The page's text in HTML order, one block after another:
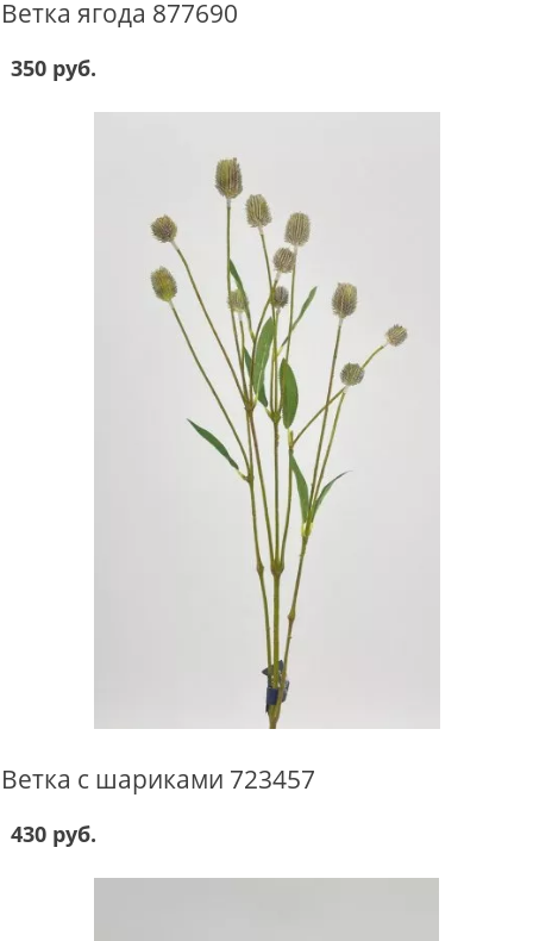
Ветка ягода 877690
350 руб.
Ветка с шариками 723457
430 руб.